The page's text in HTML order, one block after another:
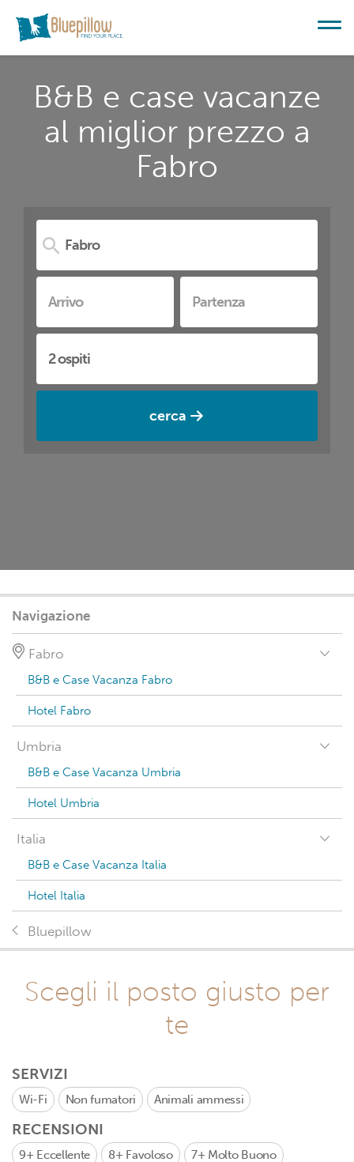
B&B e case vacanze
al miglior prezzo a
Fabro
cerca
Navigazione
Fabro
B&B e Case Vacanza Fabro
Hotel Fabro
Umbria
B&B e Case Vacanza Umbria
Hotel Umbria
Italia
B&B e Case Vacanza Italia
Hotel Italia
Bluepillow
Scegli il posto giusto per
te
SERVIZI
Wi-Fi Non fumatori Animali ammessi
RECENSIONI
9+ Eccellente 8+ Favoloso 7+ Molto Buono